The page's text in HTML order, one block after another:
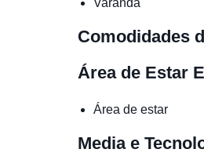
Varanda
Comodidades
Área de Estar
Área de estar
Media e